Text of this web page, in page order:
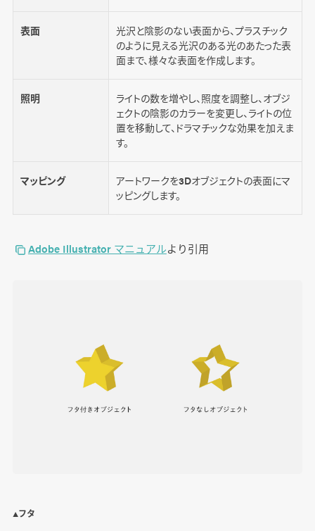
表面
光沢と陰影のない表面から、プラスチック
のように見える光沢のある光のあたった表
面まで、様々な表面を作成します。
照明
ライトの数を増やし、照度を調整し、オブジ
ェクトの陰影のカラーを変更し、ライトの位
置を移動して、ドラマチックな効果を加えま
す。
マッピング
アートワークを3Dオブジェクトの表面にマ
ッピングします。
Adobe Illustrator マニュアルより引用
▲フタ